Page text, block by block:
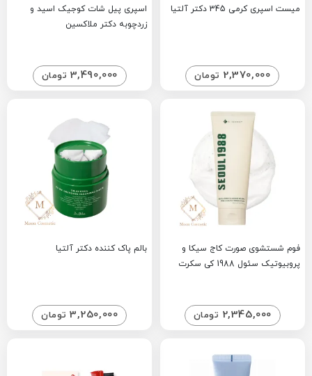
میست اسپری کرمی 345 دکتر آلتیا
2,370,000 تومان
اسپری پیل شات کوجیک اسید و
زردچوبه دکتر ملاکسین
3,490,000 تومان
فوم شستشوی صورت کاج سیکا و
پروبیوتیک سئول 1988 کی سکرت
2,345,000 تومان
بالم پاک کننده دکتر آلتیا
3,250,000 تومان